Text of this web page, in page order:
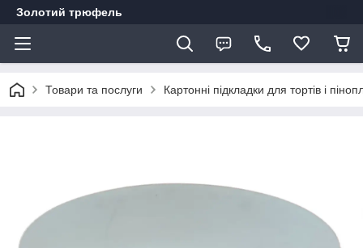
Золотий трюфель
Товари та послуги Картонні підкладки для тортів і